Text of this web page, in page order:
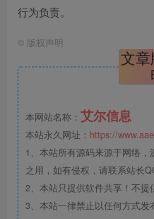
行为负责。
© 版权声明
文
本网站名称： 艾尔信息
本站永久网址： https://
1、本站所有源码来源于网络
之用，如有侵权，请联系站长
2、本站只提供软件共享！不提
3、本站一律禁止以任何方式